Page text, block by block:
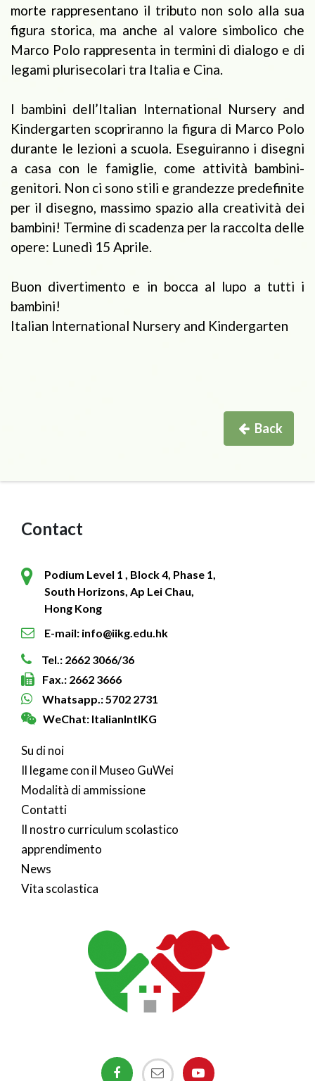
morte rappresentano il tributo non solo alla sua
figura storica, ma anche al valore simbolico che
Marco Polo rappresenta in termini di dialogo e di
legami plurisecolari tra Italia e Cina.
I bambini dell’Italian International Nursery and
Kindergarten scopriranno la figura di Marco Polo
durante le lezioni a scuola. Eseguiranno i disegni
a casa con le famiglie, come attività bambini-
genitori. Non ci sono stili e grandezze predefinite
per il disegno, massimo spazio alla creatività dei
bambini! Termine di scadenza per la raccolta delle
opere: Lunedì 15 Aprile.
Buon divertimento e in bocca al lupo a tutti i
bambini!
Italian International Nursery and Kindergarten
Back
Contact
Podium Level 1 , Block 4, Phase 1,
South Horizons, Ap Lei Chau,
Hong Kong
E-mail: info@iikg.edu.hk
Tel.: 2662 3066/36
Fax.: 2662 3666
Whatsapp.: 5702 2731
WeChat: ItalianIntlKG
Su di noi
Il legame con il Museo GuWei
Modalità di ammissione
Contatti
Il nostro curriculum scolastico
apprendimento
News
Vita scolastica